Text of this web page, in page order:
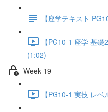
【座学テキスト
【PG10-1 座学 基
(1:02)
Week 19
【PG10-1 実技 レ